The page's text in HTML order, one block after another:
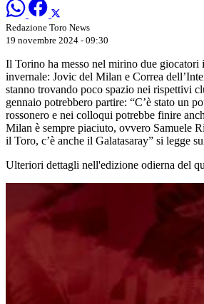
Redazione Toro News
19 novembre 2024 - 09:30
Il Torino ha messo nel mirino due giocatori
invernale: Jovic del Milan e Correa
stanno trovando poco spazio nei rispettivi
gennaio potrebbero partire: “C’è stato un
rossonero e nei colloqui potrebbe finire
Milan è sempre piaciuto, ovvero Samuele
il Toro, c’è anche il Galatasaray” si legge
Ulteriori dettagli nell'edizione odierna del